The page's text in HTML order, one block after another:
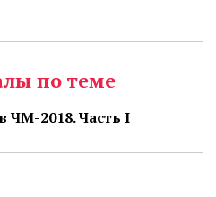
по теме
ЧМ-2018. Часть I